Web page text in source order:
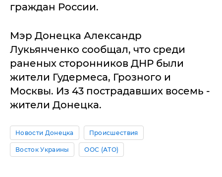
граждан России.
Мэр Донецка Александр
Лукьянченко сообщал, что среди
раненых сторонников ДНР были
жители Гудермеса, Грозного и
Москвы. Из 43 пострадавших восемь -
жители Донецка.
Новости Донецка Происшествия
Восток Украины ООС (АТО)